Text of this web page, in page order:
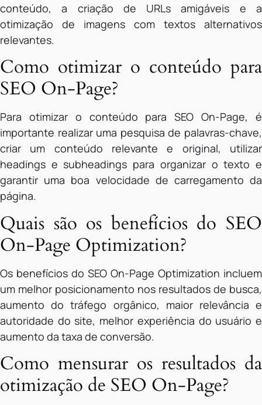
conteúdo, a criação de URLs amigáveis e a
otimização de imagens com textos alternativos
relevantes.
Como otimizar o conteúdo para
SEO On-Page?
Para otimizar o conteúdo para SEO On-Page, é
importante realizar uma pesquisa de palavras-chave,
criar um conteúdo relevante e original, utilizar
headings e subheadings para organizar o texto e
garantir uma boa velocidade de carregamento da
página.
Quais são os benefícios do SEO
On-Page Optimization?
Os benefícios do SEO On-Page Optimization incluem
um melhor posicionamento nos resultados de busca,
aumento do tráfego orgânico, maior relevância e
autoridade do site, melhor experiência do usuário e
aumento da taxa de conversão.
Como mensurar os resultados da
otimização de SEO On-Page?